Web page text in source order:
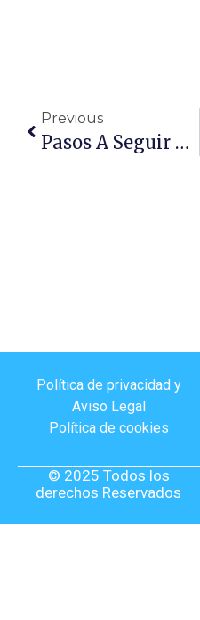
Previous
Pasos A Seguir PARA HACER TU BÚSQUEDA De EMPLEO EFECTIVA
Política de privacidad y
Aviso Legal
Política de cookies
© 2025 Todos los
derechos Reservados